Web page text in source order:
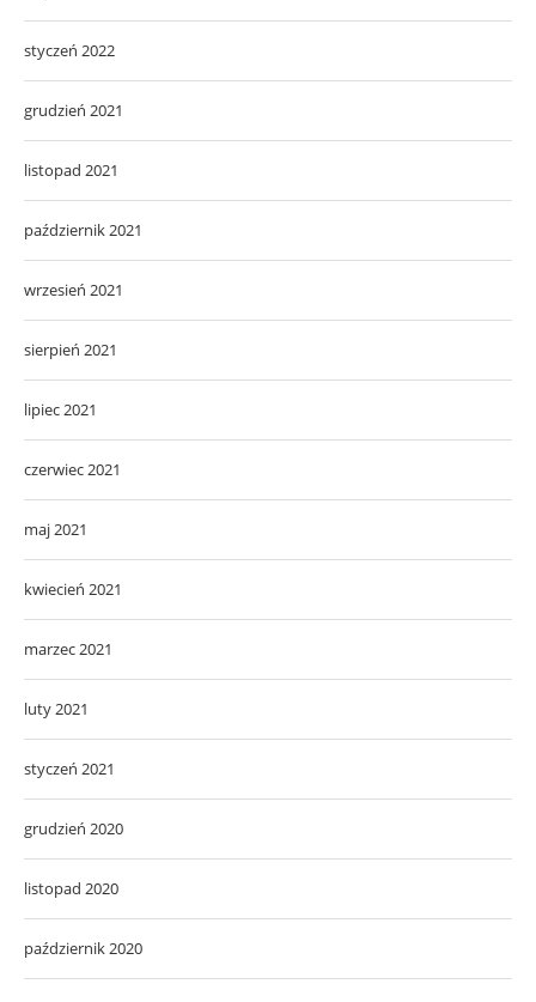
styczeń 2022
grudzień 2021
listopad 2021
październik 2021
wrzesień 2021
sierpień 2021
lipiec 2021
czerwiec 2021
maj 2021
kwiecień 2021
marzec 2021
luty 2021
styczeń 2021
grudzień 2020
listopad 2020
październik 2020